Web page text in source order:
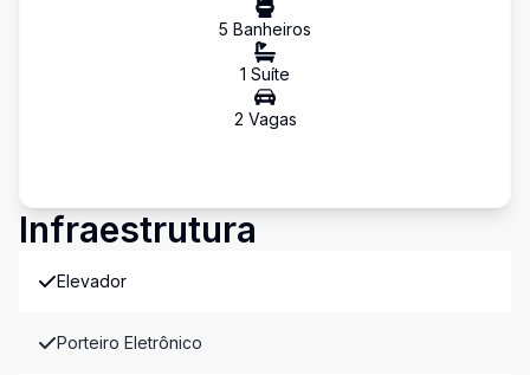
5 Banheiros
1 Suíte
2 Vagas
Infraestrutura
Elevador
Porteiro Eletrônico